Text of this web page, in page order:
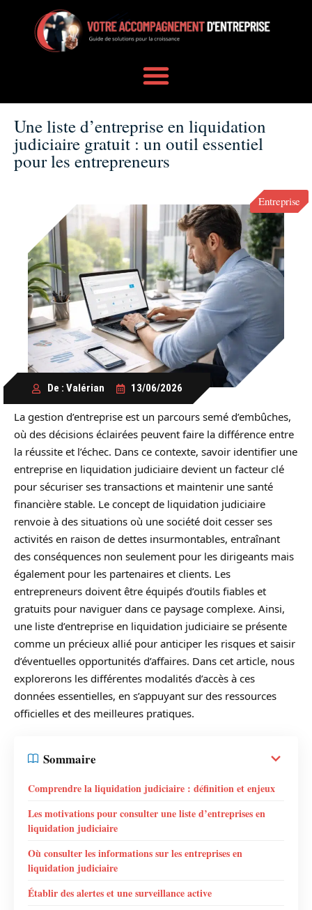
Une liste d’entreprise en liquidation
judiciaire gratuit : un outil essentiel
pour les entrepreneurs
Entreprise
De : Valérian 13/06/2026
La gestion d’entreprise est un parcours semé d’embûches,
où des décisions éclairées peuvent faire la différence entre
la réussite et l’échec. Dans ce contexte, savoir identifier une
entreprise en liquidation judiciaire devient un facteur clé
pour sécuriser ses transactions et maintenir une santé
financière stable. Le concept de liquidation judiciaire
renvoie à des situations où une société doit cesser ses
activités en raison de dettes insurmontables, entraînant
des conséquences non seulement pour les dirigeants mais
également pour les partenaires et clients. Les
entrepreneurs doivent être équipés d’outils fiables et
gratuits pour naviguer dans ce paysage complexe. Ainsi,
une liste d’entreprise en liquidation judiciaire se présente
comme un précieux allié pour anticiper les risques et saisir
d’éventuelles opportunités d’affaires. Dans cet article, nous
explorerons les différentes modalités d’accès à ces
données essentielles, en s’appuyant sur des ressources
officielles et des meilleures pratiques.
Sommaire
Comprendre la liquidation judiciaire : définition et enjeux
Les motivations pour consulter une liste d’entreprises en
liquidation judiciaire
Où consulter les informations sur les entreprises en
liquidation judiciaire
Établir des alertes et une surveillance active